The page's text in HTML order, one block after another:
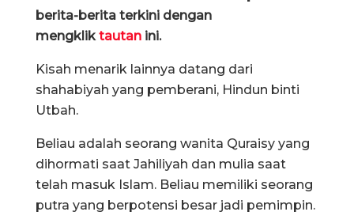
berita-berita terkini dengan
mengkliktautan ini.
Kisah menarik lainnya datang dari
shahabiyah yang pemberani, Hindun binti
Utbah.
Beliau adalah seorang wanita Quraisy yang
dihormati saat Jahiliyah dan mulia saat
telah masuk Islam. Beliau memiliki seorang
putra yang berpotensi besar jadi pemimpin.